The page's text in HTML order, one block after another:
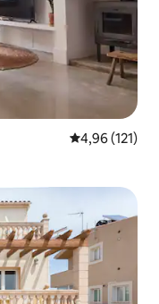
Évaluation
4,96 (121)